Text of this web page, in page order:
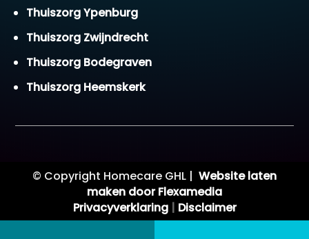
Thuiszorg Ypenburg
Thuiszorg Zwijndrecht
Thuiszorg Bodegraven
Thuiszorg Heemskerk
© Copyright Homecare GHL | Website laten
maken door Flexamedia
Privacyverklaring| Disclaimer